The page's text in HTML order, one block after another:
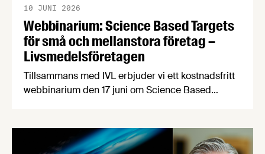
Webbinarium: Science Based Targets
för små och mellanstora företag –
Livsmedelsföretagen
10 JUNI 2026
Tillsammans med IVL erbjuder vi ett kostnadsfritt
webbinarium den 17 juni om Science Based
företagets position, öka förtroendet hos kunder
och samarbetspartners och göra det lättare att